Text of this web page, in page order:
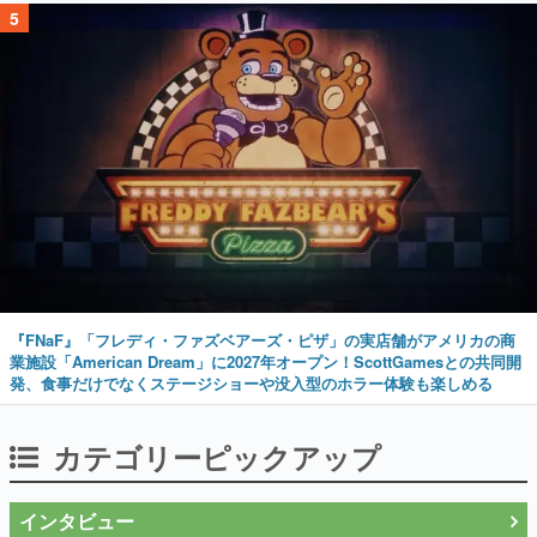
5
『FNaF』「フレディ・ファズベアーズ・ピザ」の実店舗がアメリカの商
業施設「American Dream」に2027年オープン！ScottGamesとの共同開
発、食事だけでなくステージショーや没入型のホラー体験も楽しめる
カテゴリーピックアップ
インタビュー